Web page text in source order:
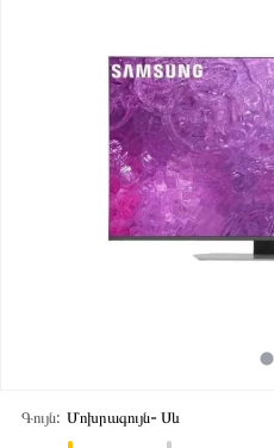
Գույն: Մոխրագույն- Սև